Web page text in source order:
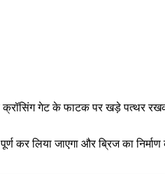
क्रॉसिंग गेट के फाटक पर खड़े पत्थर
लिया जाएगा और ब्रिज का निर्माण